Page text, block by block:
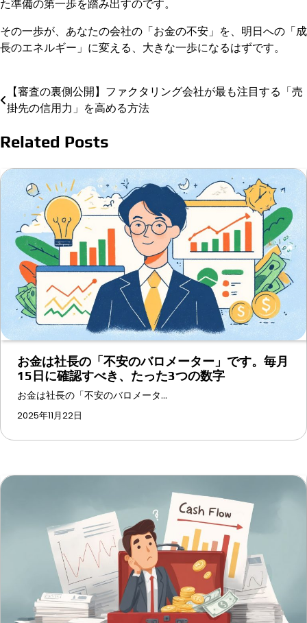
た準備の第一歩を踏み出すのです。
その一歩が、あなたの会社の「お金の不安」を、明日への「成
長のエネルギー」に変える、大きな一歩になるはずです。
投
稿
ナ
ビ
シ
ン
【審査の裏側公開】ファクタリング会社が最も注目する「売
掛先の信用力」を高める方法
Related Posts
お金は社長の「不安のバロメーター」です。毎月
15日に確認すべき、たった3つの数字
お金は社長の「不安のバロメータ…
2025年11月22日